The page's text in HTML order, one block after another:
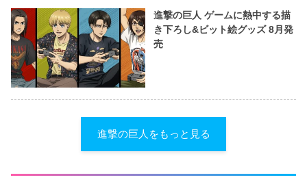
進撃の巨人 ゲームに熱中する描
き下ろし&ビット絵グッズ 8月発
売
進撃の巨人をもっと見る